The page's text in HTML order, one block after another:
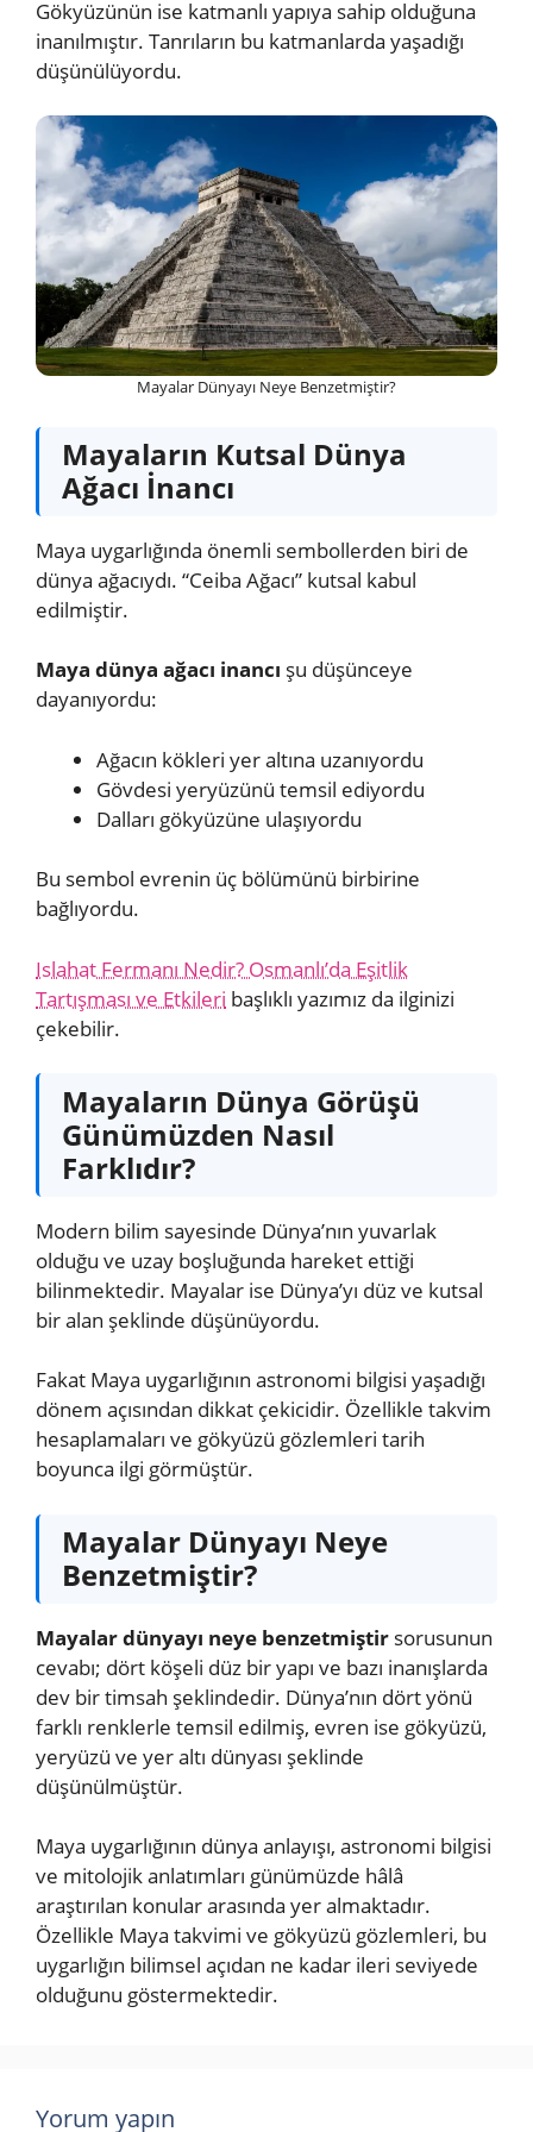
Gökyüzünün ise katmanlı yapıya sahip olduğuna
inanılmıştır. Tanrıların bu katmanlarda yaşadığı
düşünülüyordu.
Mayalar Dünyayı Neye Benzetmiştir?
Mayaların Kutsal Dünya
Ağacı İnancı
Maya uygarlığında önemli sembollerden biri de
dünya ağacıydı. “Ceiba Ağacı” kutsal kabul
edilmiştir.
Maya dünya ağacı inancı şu düşünceye
dayanıyordu:
Ağacın kökleri yer altına uzanıyordu
Gövdesi yeryüzünü temsil ediyordu
Dalları gökyüzüne ulaşıyordu
Bu sembol evrenin üç bölümünü birbirine
bağlıyordu.
Islahat Fermanı Nedir? Osmanlı’da Eşitlik
Tartışması ve Etkileri başlıklı yazımız da ilginizi
çekebilir.
Mayaların Dünya Görüşü
Günümüzden Nasıl
Farklıdır?
Modern bilim sayesinde Dünya’nın yuvarlak
olduğu ve uzay boşluğunda hareket ettiği
bilinmektedir. Mayalar ise Dünya’yı düz ve kutsal
bir alan şeklinde düşünüyordu.
Fakat Maya uygarlığının astronomi bilgisi yaşadığı
dönem açısından dikkat çekicidir. Özellikle takvim
hesaplamaları ve gökyüzü gözlemleri tarih
boyunca ilgi görmüştür.
Mayalar Dünyayı Neye
Benzetmiştir?
Mayalar dünyayı neye benzetmiştir sorusunun
cevabı; dört köşeli düz bir yapı ve bazı inanışlarda
dev bir timsah şeklindedir. Dünya’nın dört yönü
farklı renklerle temsil edilmiş, evren ise gökyüzü,
yeryüzü ve yer altı dünyası şeklinde
düşünülmüştür.
Maya uygarlığının dünya anlayışı, astronomi bilgisi
ve mitolojik anlatımları günümüzde hâlâ
araştırılan konular arasında yer almaktadır.
Özellikle Maya takvimi ve gökyüzü gözlemleri, bu
uygarlığın bilimsel açıdan ne kadar ileri seviyede
olduğunu göstermektedir.
Yorum yapın